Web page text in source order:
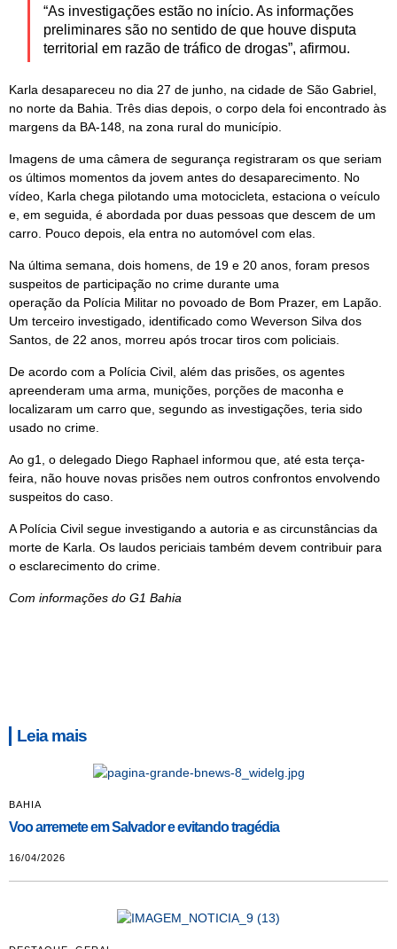
“As investigações estão no início. As informações
preliminares são no sentido de que houve disputa
territorial em razão de tráfico de drogas”, afirmou.
Karla desapareceu no dia 27 de junho, na cidade de São Gabriel,
no norte da Bahia. Três dias depois, o corpo dela foi encontrado às
margens da BA-148, na zona rural do município.
Imagens de uma câmera de segurança registraram os que seriam
os últimos momentos da jovem antes do desaparecimento. No
vídeo, Karla chega pilotando uma motocicleta, estaciona o veículo
e, em seguida, é abordada por duas pessoas que descem de um
carro. Pouco depois, ela entra no automóvel com elas.
Na última semana, dois homens, de 19 e 20 anos, foram presos
suspeitos de participação no crime durante uma
operação da Polícia Militar no povoado de Bom Prazer, em Lapão.
Um terceiro investigado, identificado como Weverson Silva dos
Santos, de 22 anos, morreu após trocar tiros com policiais.
De acordo com a Polícia Civil, além das prisões, os agentes
apreenderam uma arma, munições, porções de maconha e
localizaram um carro que, segundo as investigações, teria sido
usado no crime.
Ao g1, o delegado Diego Raphael informou que, até esta terça-
feira, não houve novas prisões nem outros confrontos envolvendo
suspeitos do caso.
A Polícia Civil segue investigando a autoria e as circunstâncias da
morte de Karla. Os laudos periciais também devem contribuir para
o esclarecimento do crime.
Com informações do G1 Bahia
Leia mais
BAHIA
Voo arremete em Salvador e evitando tragédia
16/04/2026